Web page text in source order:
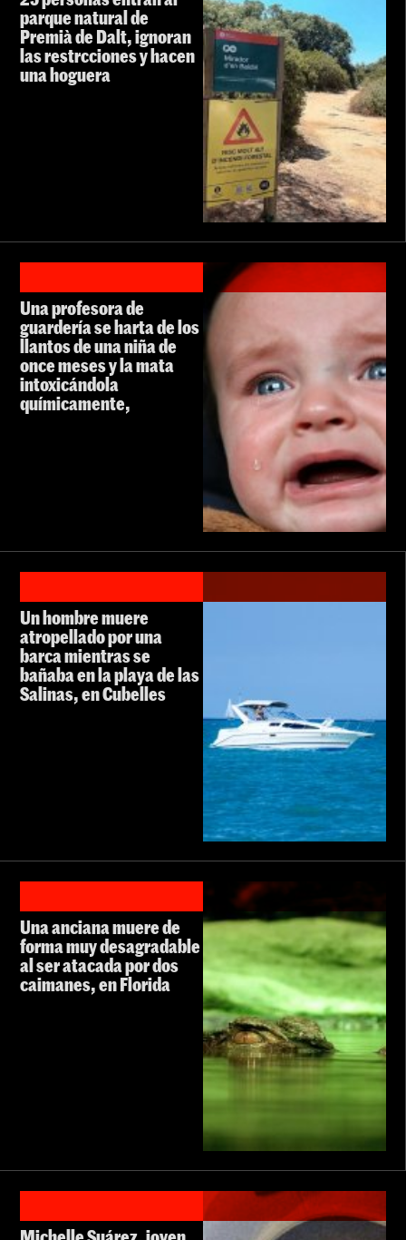
parque natural de
Premià de Dalt, ignoran
las restrcciones y hacen
una hoguera
Una profesora de
guardería se harta de los
llantos de una niña de
once meses y la mata
intoxicándola
químicamente,
Un hombre muere
atropellado por una
barca mientras se
bañaba en la playa de las
Salinas, en Cubelles
Una anciana muere de
forma muy desagradable
al ser atacada por dos
caimanes, en Florida